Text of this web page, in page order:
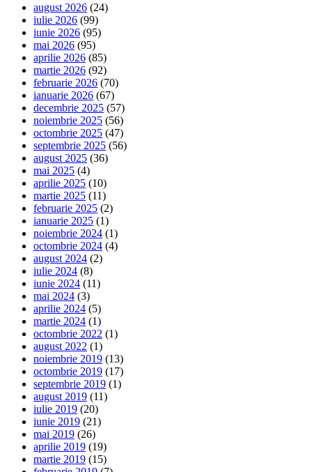
august 2026 (24)
iulie 2026 (99)
iunie 2026 (95)
mai 2026 (95)
aprilie 2026 (85)
martie 2026 (92)
februarie 2026 (70)
ianuarie 2026 (67)
decembrie 2025 (57)
noiembrie 2025 (56)
octombrie 2025 (47)
septembrie 2025 (56)
august 2025 (36)
mai 2025 (4)
aprilie 2025 (10)
martie 2025 (11)
februarie 2025 (2)
ianuarie 2025 (1)
noiembrie 2024 (1)
octombrie 2024 (4)
august 2024 (2)
iulie 2024 (8)
iunie 2024 (11)
mai 2024 (3)
aprilie 2024 (5)
martie 2024 (1)
octombrie 2022 (1)
august 2022 (1)
noiembrie 2019 (13)
octombrie 2019 (17)
septembrie 2019 (1)
august 2019 (11)
iulie 2019 (20)
iunie 2019 (21)
mai 2019 (26)
aprilie 2019 (19)
martie 2019 (15)